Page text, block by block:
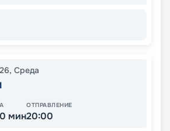
, Среда
мин
ОТПРАВЛЕНИЕ
20:00